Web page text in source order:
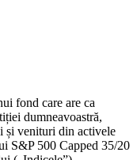
fond care are ca
dumneavoastră,
și venituri din activele
S&P 500 Capped 35/20